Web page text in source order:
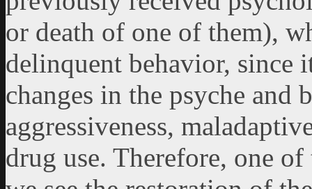
or death of one of them),
delinquent behavior, since
changes in the psyche and
aggressiveness,
drug use. Therefore, one